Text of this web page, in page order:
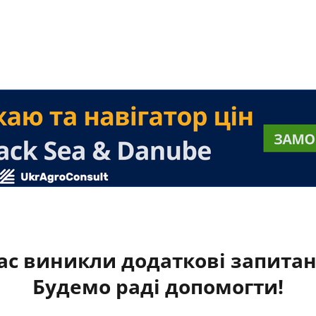
виникли додаткові
Будемо раді допомогти!